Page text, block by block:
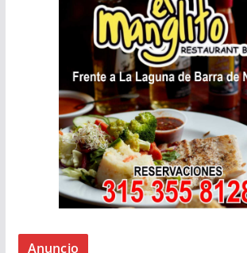
Anuncio